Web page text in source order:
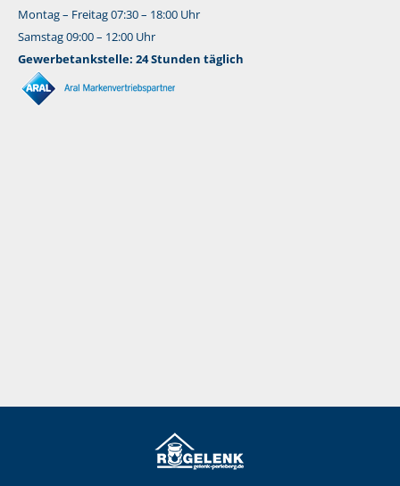
Montag – Freitag 07:30 – 18:00 Uhr
Samstag 09:00 – 12:00 Uhr
Gewerbetankstelle: 24 Stunden täglich